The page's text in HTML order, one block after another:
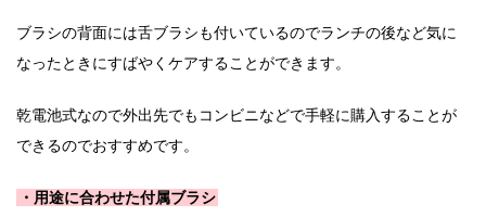
ブラシの背面には舌ブラシも付いているのでランチの後など気に
なったときにすばやくケアすることができます。
乾電池式なので外出先でもコンビニなどで手軽に購入することが
できるのでおすすめです。
・用途に合わせた付属ブラシ